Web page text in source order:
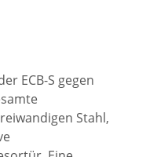
ECB-S gegen
Stahl,